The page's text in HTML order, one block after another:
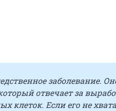
заболевание.
отвечает за
клеток. Если его не